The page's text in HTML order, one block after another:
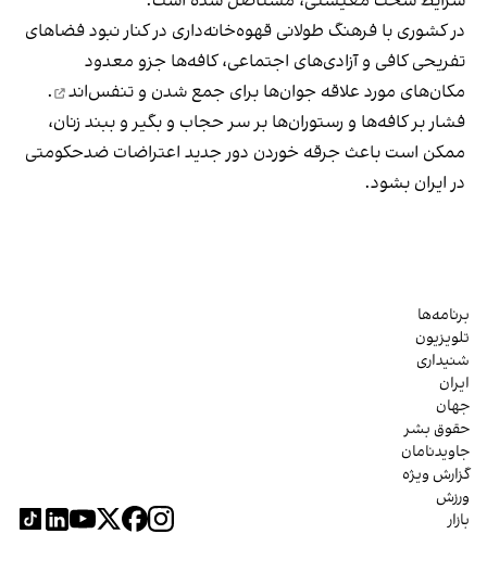
در کشوری با فرهنگ طولانی قهوه‌‌خانه‌داری در کنار نبود فضاهای
تفریحی کافی و آزادی‌های اجتماعی، کافه‌ها جزو معدود
مکان‌های مورد علاقه جوان‌ها برای جمع شدن و تنفس‌اند
.
فشار بر کافه‌ها و رستوران‌ها بر سر حجاب و بگیر و ببند زنان،
ممکن است باعث جرقه خوردن دور جدید اعتراضات ضدحکومتی
در ایران بشود.
برنامه‌ها
تلویزیون
شنیداری
ایران
جهان
حقوق بشر
جاویدنامان
گزارش ویژه
ورزش
بازار